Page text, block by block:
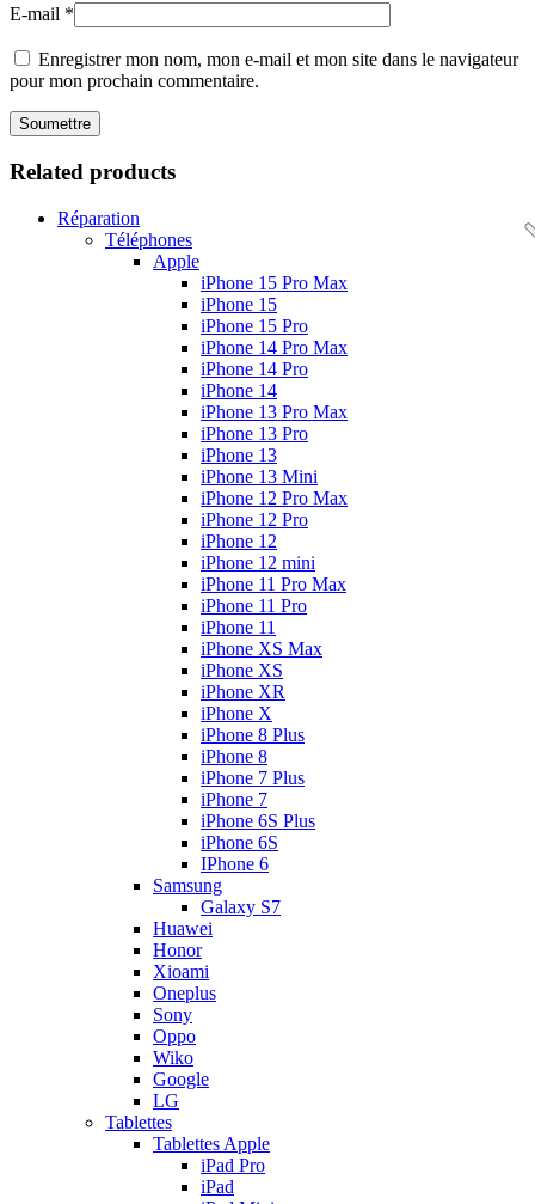
E-mail *
Enregistrer mon nom, mon e-mail et mon site dans le navigateur
pour mon prochain commentaire.
Related products
Réparation
Téléphones
Apple
iPhone 15 Pro Max
iPhone 15
iPhone 15 Pro
iPhone 14 Pro Max
iPhone 14 Pro
iPhone 14
iPhone 13 Pro Max
iPhone 13 Pro
iPhone 13
iPhone 13 Mini
iPhone 12 Pro Max
iPhone 12 Pro
iPhone 12
iPhone 12 mini
iPhone 11 Pro Max
iPhone 11 Pro
iPhone 11
iPhone XS Max
iPhone XS
iPhone XR
iPhone X
iPhone 8 Plus
iPhone 8
iPhone 7 Plus
iPhone 7
iPhone 6S Plus
iPhone 6S
IPhone 6
Samsung
Galaxy S7
Huawei
Honor
Xioami
Oneplus
Sony
Oppo
Wiko
Google
LG
Tablettes
Tablettes Apple
iPad Pro
iPad